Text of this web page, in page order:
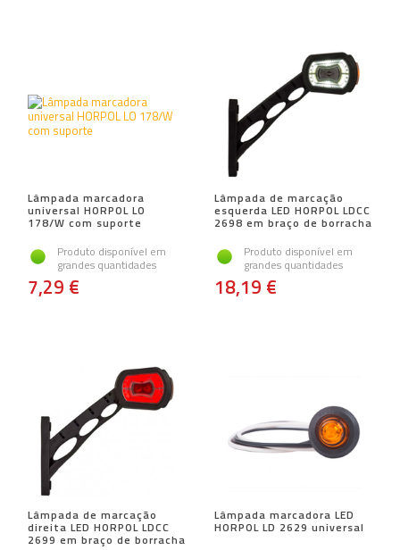
Lâmpada marcadora
universal HORPOL LO
178/W com suporte
Produto disponível em
grandes quantidades
7,29 €
Lâmpada de marcação
esquerda LED HORPOL LDCC
2698 em braço de borracha
Produto disponível em
grandes quantidades
18,19 €
Lâmpada de marcação
direita LED HORPOL LDCC
2699 em braço de borracha
Lâmpada marcadora LED
HORPOL LD 2629 universal